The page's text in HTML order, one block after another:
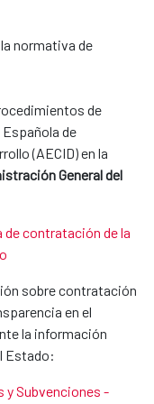
normativa de
de
de
(AECID) en la
General del
de contratación de la
sobre contratación
en el
la información
Estado:
y Subvenciones -